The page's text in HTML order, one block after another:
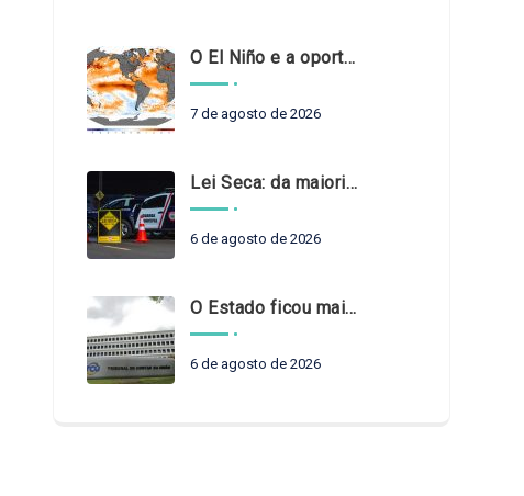
O El Niño e a oportunidade de fortalecer o controle externo das políticas climáticas
7 de agosto de 2026
Lei Seca: da maioridade à maturidade
6 de agosto de 2026
O Estado ficou mais complexo. O controle precisa acompanhar
6 de agosto de 2026